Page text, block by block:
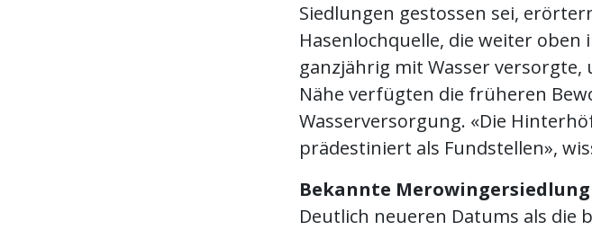
Siedlungen gestossen sei,
Hasenlochquelle, die weiter
ganzjährig mit Wasser
Nähe verfügten die früheren
Wasserversorgung. «Die
prädestiniert als Fundstellen»,
Bekannte Merowingersiedlung
Deutlich neueren Datums als die